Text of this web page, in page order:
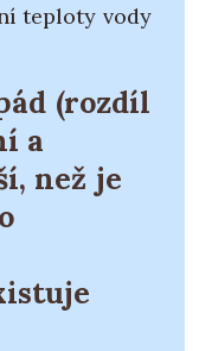
teploty vody
(rozdíl
a
než je